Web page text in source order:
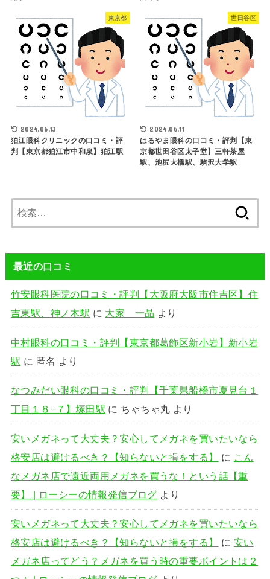
東京都
2024.06.13
狛江眼科クリニックの口コミ・評
判【東京都狛江市中和泉】狛江駅
世田谷区
2024.06.11
はるやま眼科の口コミ・評判【東
京都世田谷区太子堂】三軒茶屋
駅、池尻大橋駅、駒沢大学駅
索:
最近の口コミ
竹安眼科医院の口コミ・評判【大阪府大阪市住吉区】住
吉東駅、神ノ木駅 に 大家 一晶 より
中村眼科の口コミ・評判【東京都葛飾区新小岩】新小岩
駅 に 匿名 より
なつみだい眼科の口コミ・評判【千葉県船橋市夏見台１
丁目１８−７】塚田駅 に ちゃちゃ丸 より
安いメガネって大丈夫？安心してメガネを買いたいなら
格安店は避けるべき？【知らないと損をする】
に こん
なメガネ店で遠近両用メガネを買うな！という話【重
要】 | ローシーの情報発信ブログ より
安いメガネって大丈夫？安心してメガネを買いたいなら
格安店は避けるべき？【知らないと損をする】
に 安い
メガネ店ってどう？メガネを買う時の重要ポイントは２